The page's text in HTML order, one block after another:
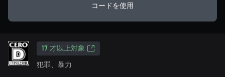
コードを使用
17 才以上対象
犯罪、暴力